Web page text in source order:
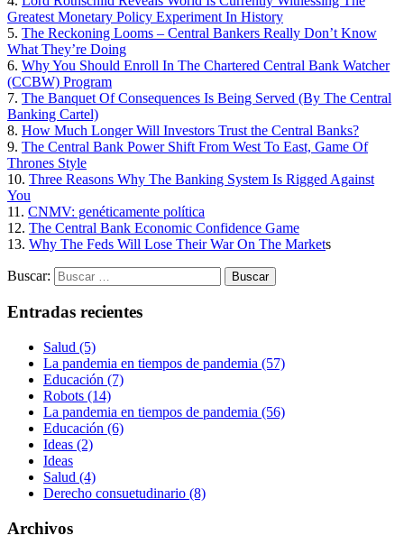
Greatest Monetary Policy Experiment In History
5. The Reckoning Looms – Central Bankers Really Don’t Know
What They’re Doing
6. Why You Should Enroll In The Chartered Central Bank Watcher
(CCBW) Program
7. The Banquet Of Consequences Is Being Served (By The Central
Banking Cartel)
8. How Much Longer Will Investors Trust the Central Banks?
9. The Central Bank Power Shift From West To East, Game Of
Thrones Style
10. Three Reasons Why The Banking System Is Rigged Against
You
11. CNMV: genéticamente política
12. The Central Bank Economic Confidence Game
13. Why The Feds Will Lose Their War On The Markets
Buscar:
Entradas recientes
Salud (5)
La pandemia en tiempos de pandemia (57)
Educación (7)
Robots (14)
La pandemia en tiempos de pandemia (56)
Educación (6)
Ideas (2)
Ideas
Salud (4)
Derecho consuetudinario (8)
Archivos